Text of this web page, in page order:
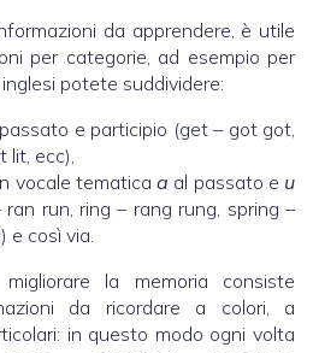
da apprendere, è utile
per categorie, ad esempio per
potete suddividere:
e participio (get – got got,
lit, ecc),
vocale tematica a al passato e u
run, ring – rang rung, spring –
e così via.
la memoria consiste
da ricordare a colori, a
in questo modo ogni volta